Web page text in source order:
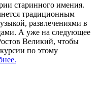
старинного имения.
традиционным
развлечениями в
А уже на следующее
Великий, чтобы
по этому